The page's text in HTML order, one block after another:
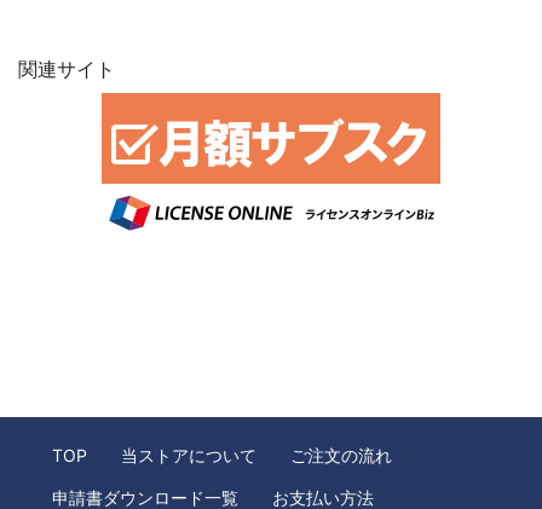
関連サイト
TOP 当ストアについて ご注文の流れ
申請書ダウンロード一覧 お支払い方法